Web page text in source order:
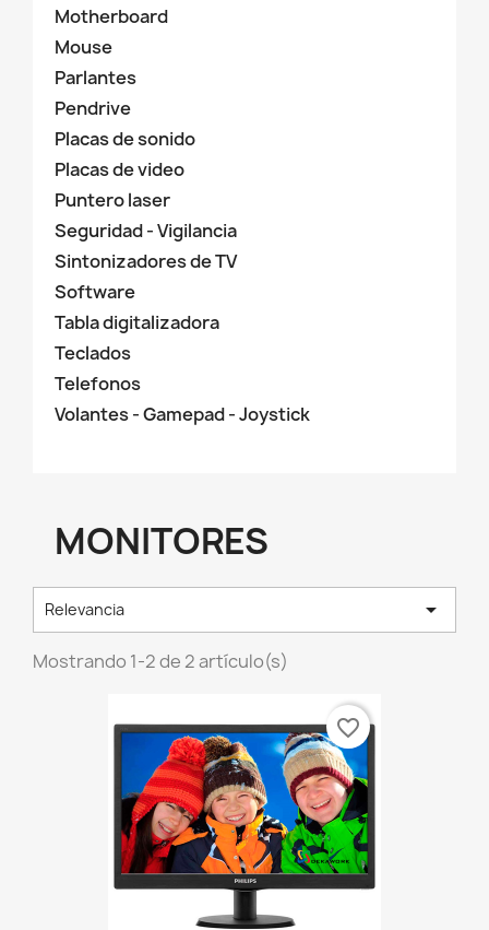
Motherboard
Mouse
Parlantes
Pendrive
Placas de sonido
Placas de video
Puntero laser
Seguridad - Vigilancia
Sintonizadores de TV
Software
Tabla digitalizadora
Teclados
Telefonos
Volantes - Gamepad - Joystick
MONITORES
Relevancia 
Mostrando 1-2 de 2 artículo(s)
favorite_border